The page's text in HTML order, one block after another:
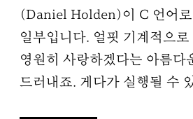
(Daniel Holden)이 C 언어로
일부입니다. 얼핏 기계적으
영원히 사랑하겠다는 아름다
드러내죠. 게다가 실행될 수